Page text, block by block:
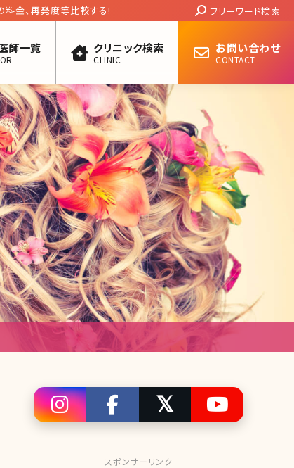
料金、再発度等比較する! Search:
フリーワード検索
師一覧 クリニック検索
CLINIC
お問い合わせ
CONTACT
スポンサーリンク